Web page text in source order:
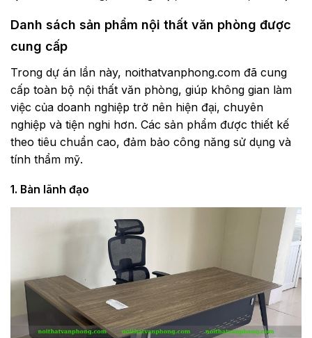
Danh sách sản phẩm nội thất văn phòng được
cung cấp
Trong dự án lần này, noithatvanphong.com đã cung
cấp toàn bộ nội thất văn phòng, giúp không gian làm
việc của doanh nghiệp trở nên hiện đại, chuyên
nghiệp và tiện nghi hơn. Các sản phẩm được thiết kế
theo tiêu chuẩn cao, đảm bảo công năng sử dụng và
tính thẩm mỹ.
1. Bàn lãnh đạo